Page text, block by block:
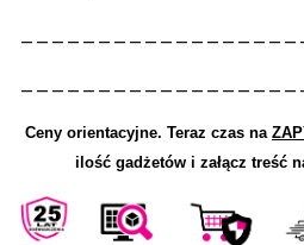
Ceny orientacyjne. Teraz czas na
ilość gadżetów i załącz treść